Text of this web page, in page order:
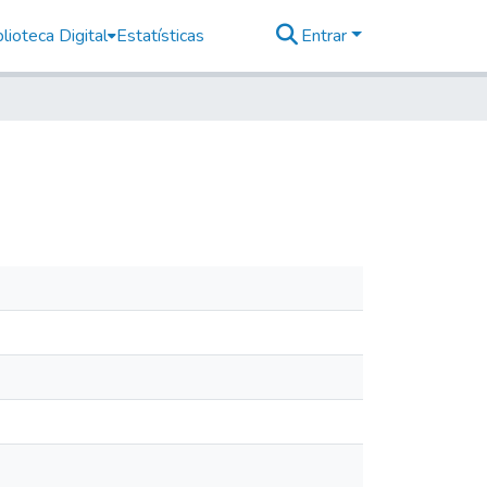
Digital Estatísticas Entrar